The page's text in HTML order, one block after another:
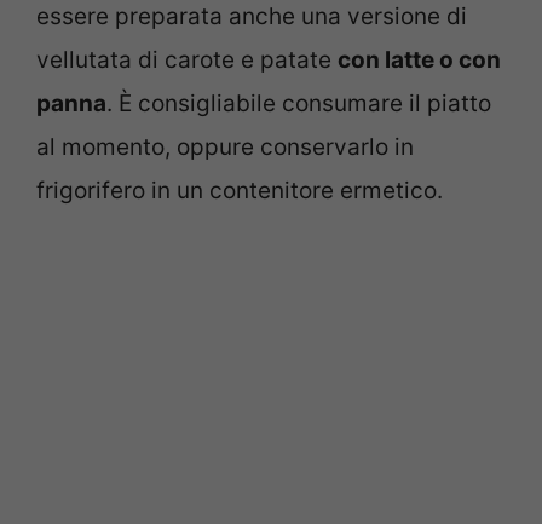
essere preparata anche una versione di
vellutata di carote e patate con latte o con
panna. È consigliabile consumare il piatto
al momento, oppure conservarlo in
frigorifero in un contenitore ermetico.